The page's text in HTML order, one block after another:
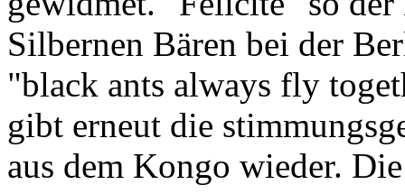
Silbernen Bären bei der
"black ants always fly
gibt erneut die
aus dem Kongo wieder.